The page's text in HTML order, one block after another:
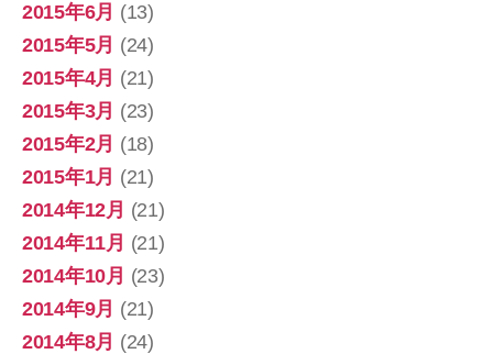
2015年6月 (13)
2015年5月 (24)
2015年4月 (21)
2015年3月 (23)
2015年2月 (18)
2015年1月 (21)
2014年12月 (21)
2014年11月 (21)
2014年10月 (23)
2014年9月 (21)
2014年8月 (24)